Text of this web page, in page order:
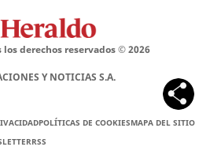
los derechos reservados ©2026
Y NOTICIAS S.A.
POLÍTICAS DE COOKIESMAPA DEL SITIO
RSS